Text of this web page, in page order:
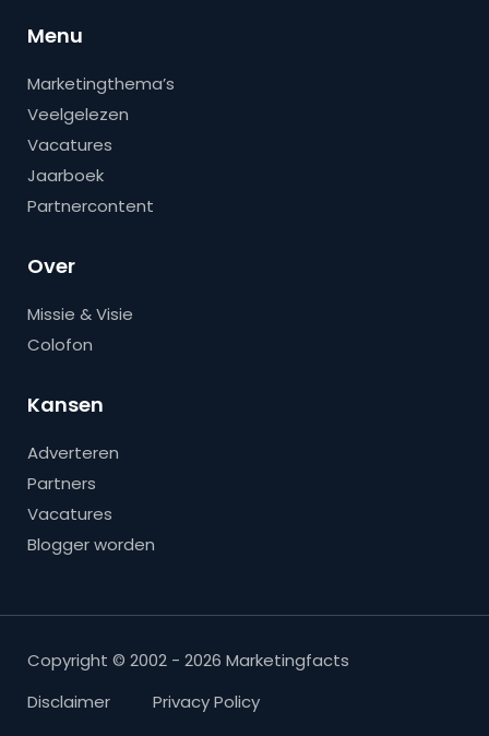
Menu
Marketingthema’s
Veelgelezen
Vacatures
Jaarboek
Partnercontent
Over
Missie & Visie
Colofon
Kansen
Adverteren
Partners
Vacatures
Blogger worden
Copyright © 2002 - 2026 Marketingfacts
Disclaimer
Privacy Policy